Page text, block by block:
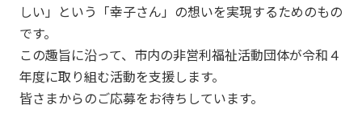
しい」という「幸子さん」の想いを実現するためのもの
です。
この趣旨に沿って、市内の非営利福祉活動団体が令和４
年度に取り組む活動を支援します。
皆さまからのご応募をお待ちしています。